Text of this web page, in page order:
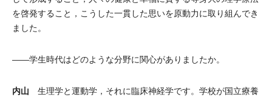
を啓発すること，こうした一貫した思いを原動力に取り組んでき
ました。
――学生時代はどのような分野に関心がありましたか。
内山 生理学と運動学，それに臨床神経学です。学校が国立療養